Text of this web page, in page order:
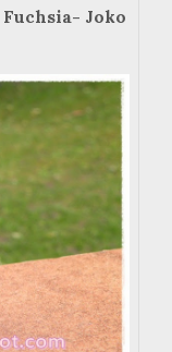
Joko